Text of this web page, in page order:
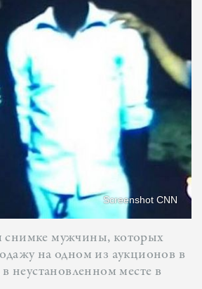
Screenshot CNN
снимке мужчины, которых
на одном из аукционов в
в неустановленном месте в